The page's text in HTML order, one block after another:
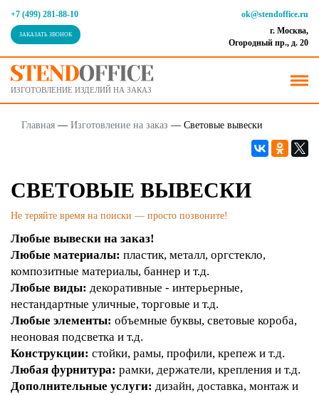
+7 (499) 281-88-10
ЗАКАЗАТЬ ЗВОНОК
ok@stendoffice.ru
г. Москва,
Огородный пр., д. 20
ИЗГОТОВЛЕНИЕ ИЗДЕЛИЙ НА ЗАКАЗ
Главная — Изготовление на заказ — Световые вывески
СВЕТОВЫЕ ВЫВЕСКИ
Не теряйте время на поиски — просто позвоните!
Любые вывески на заказ!
Любые материалы: пластик, металл, оргстекло,
композитные материалы, баннер и т.д.
Любые виды: декоративные - интерьерные,
нестандартные уличные, торговые и т.д.
Любые элементы: объемные буквы, световые короба,
неоновая подсветка и т.д.
Конструкции: стойки, рамы, профили, крепеж и т.д.
Любая фурнитура: рамки, держатели, крепления и т.д.
Дополнительные услуги: дизайн, доставка, монтаж и